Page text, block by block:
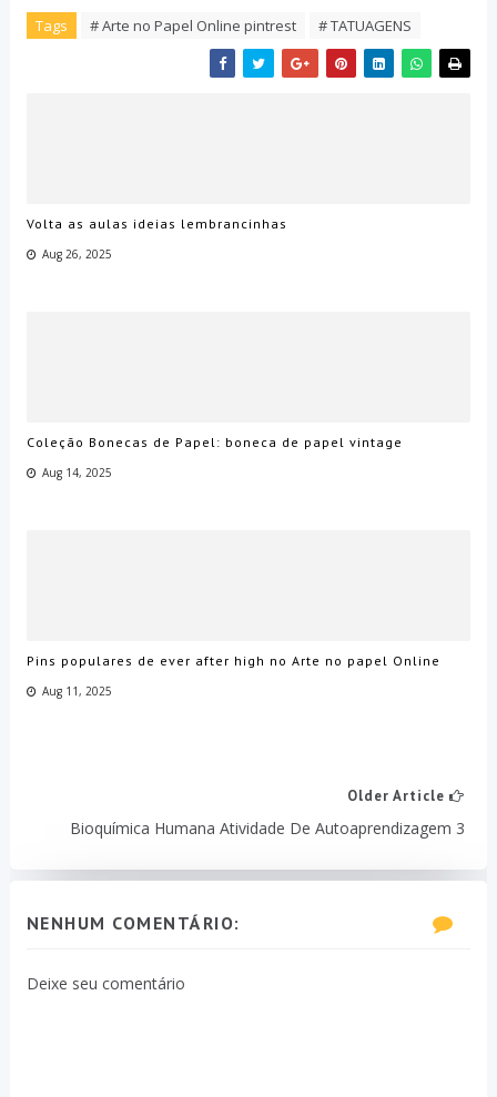
Tags # Arte no Papel Online pintrest # TATUAGENS
Volta as aulas ideias lembrancinhas
Aug 26, 2025
Coleção Bonecas de Papel: boneca de papel vintage
Aug 14, 2025
Pins populares de ever after high no Arte no papel Online
Aug 11, 2025
Older Article
Bioquímica Humana Atividade De Autoaprendizagem 3
NENHUM COMENTÁRIO:
Deixe seu comentário